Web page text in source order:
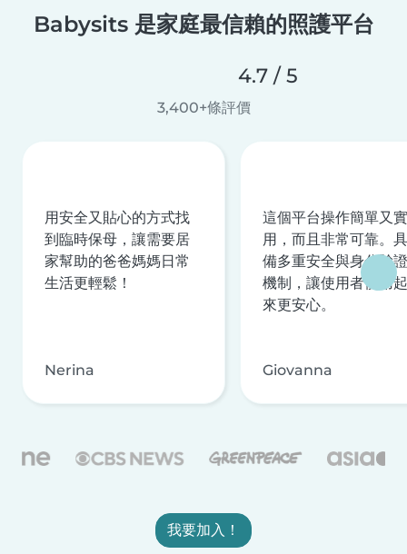
Babysits 是家庭最信賴的照護平台
4.7 / 5
3,400+條評價
用安全又貼心的方式找
到臨時保母，讓需要居
家幫助的爸爸媽媽日常
生活更輕鬆！
Nerina
這個平台操作簡單又實
用，而且非常可靠。具
備多重安全與身分驗證
機制，讓使用者使用起
來更安心。
Giovanna
我要加入！